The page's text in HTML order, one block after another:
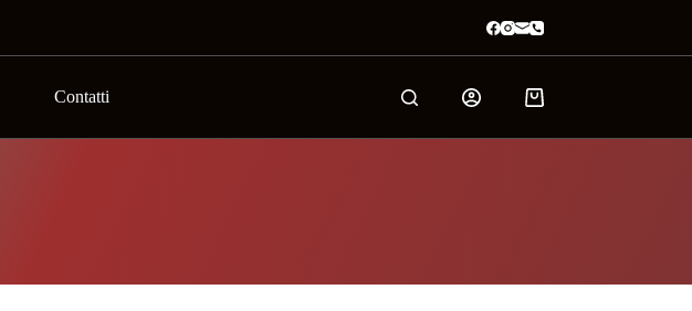
Contatti